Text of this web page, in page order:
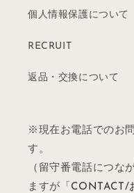
個人情報保護について
RECRUIT
返品・交換について
※現在お電話でのお
す。
（留守番電話につな
ますが「 CONTACT/